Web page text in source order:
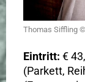
Thomas Siffling
Eintritt: €
(Parkett,